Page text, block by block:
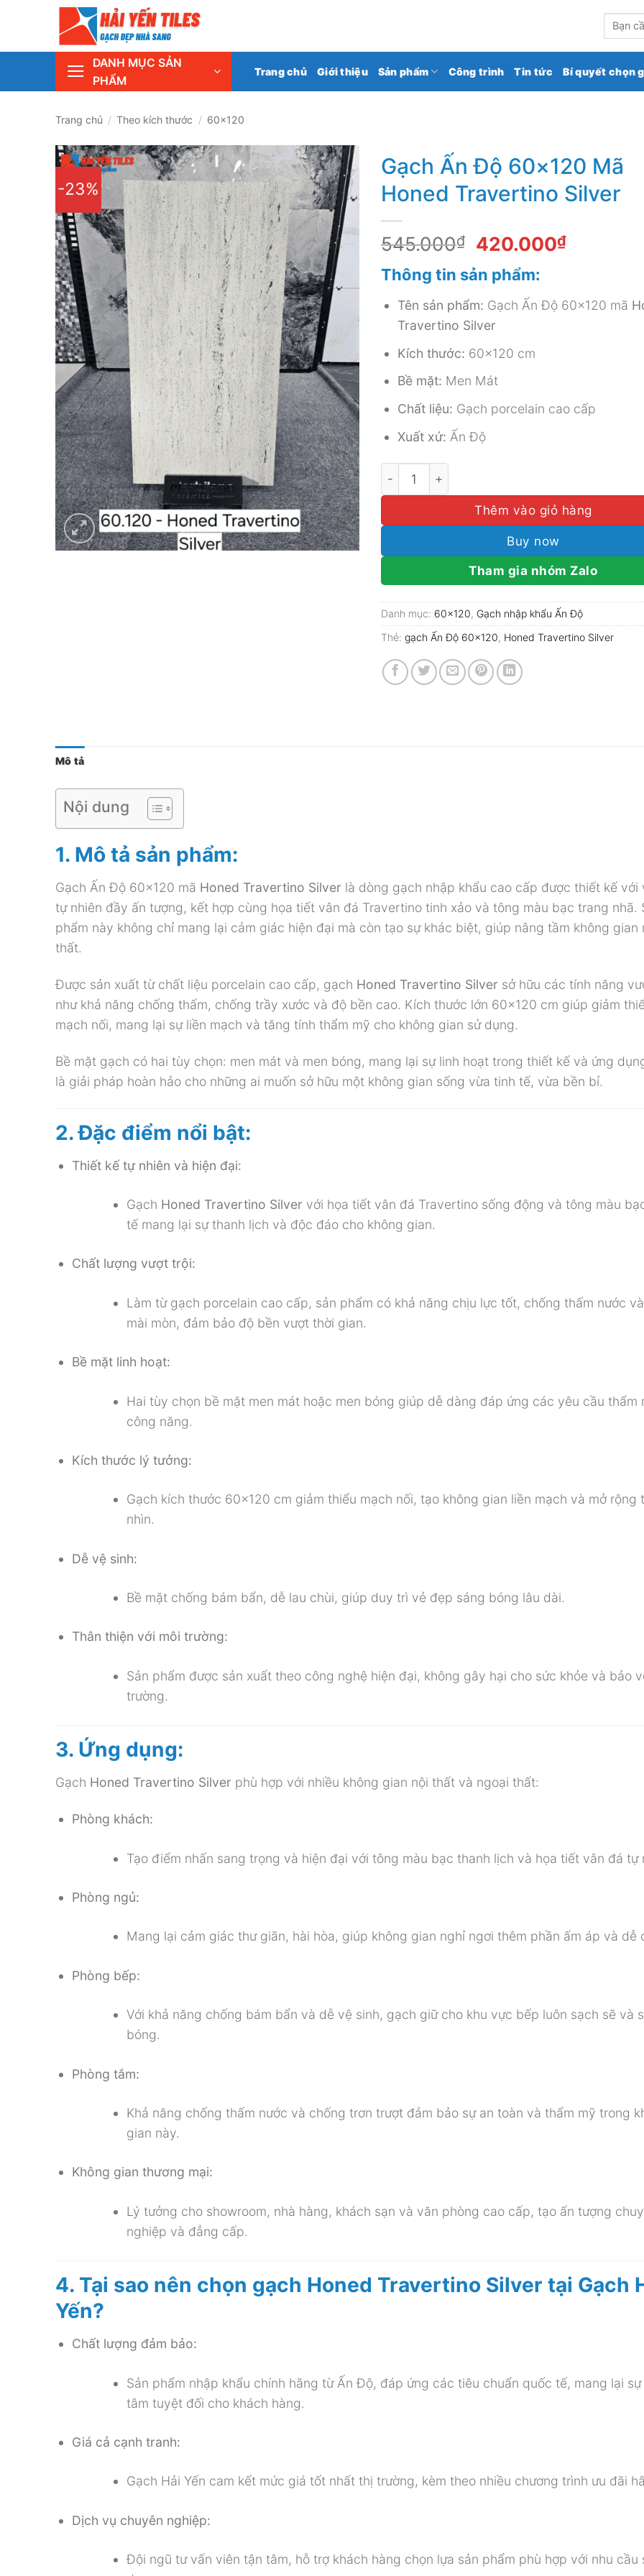
content
Tìm
kiếm:
DANH MỤC SẢN
PHẨM
Trang chủ Giới thiệu Sản phẩm Công trình Tin tức Bí quyết chọn
Trang chủ / Theo kích thước / 60x120
-23%
Gạch Ấn Độ 60×120 Mã
Honed Travertino Silver
545.000₫
Giá
là:
545.000₫.
420.000₫Giá
là:
Thông tin sản phẩm:
Tên sản phẩm: Gạch Ấn Độ 60×120 mã
Travertino Silver
Kích thước: 60×120 cm
Bề mặt: Men Mát
Chất liệu: Gạch porcelain cao cấp
Xuất xứ: Ấn Độ
Gạch Ấn Độ 60x120 Mã Honed Travertino
Thêm vào giỏ hàng
Buy now
Tham gia nhóm Zalo
Danh mục: 60x120, Gạch nhập khẩu Ấn Độ
Thẻ:gạch Ấn Độ 60x120, Honed Travertino Silver
Mô tả
Nội dung
1. Mô tả sản phẩm:
Gạch Ấn Độ 60×120 mã Honed Travertino Silver là dòng gạch nhập khẩu cao cấp được thiết kế với
tự nhiên đầy ấn tượng, kết hợp cùng họa tiết vân đá Travertino tinh xảo và tông màu bạc trang nhã.
phẩm này không chỉ mang lại cảm giác hiện đại mà còn tạo sự khác biệt, giúp nâng tầm không gian
thất.
Được sản xuất từ chất liệu porcelain cao cấp, gạch Honed Travertino Silver sở hữu các tính năng
như khả năng chống thấm, chống trầy xước và độ bền cao. Kích thước lớn 60×120 cm giúp giảm
mạch nối, mang lại sự liền mạch và tăng tính thẩm mỹ cho không gian sử dụng.
Bề mặt gạch có hai tùy chọn: men mát và men bóng, mang lại sự linh hoạt trong thiết kế và ứng
là giải pháp hoàn hảo cho những ai muốn sở hữu một không gian sống vừa tinh tế, vừa bền bỉ.
2. Đặc điểm nổi bật:
Thiết kế tự nhiên và hiện đại:
Gạch Honed Travertino Silver với họa tiết vân đá Travertino sống động và tông màu
tế mang lại sự thanh lịch và độc đáo cho không gian.
Chất lượng vượt trội:
Làm từ gạch porcelain cao cấp, sản phẩm có khả năng chịu lực tốt, chống thấm nước
mài mòn, đảm bảo độ bền vượt thời gian.
Bề mặt linh hoạt:
Hai tùy chọn bề mặt men mát hoặc men bóng giúp dễ dàng đáp ứng các yêu cầu thẩm
công năng.
Kích thước lý tưởng:
Gạch kích thước 60×120 cm giảm thiểu mạch nối, tạo không gian liền mạch và mở rộng
nhìn.
Dễ vệ sinh:
Bề mặt chống bám bẩn, dễ lau chùi, giúp duy trì vẻ đẹp sáng bóng lâu dài.
Thân thiện với môi trường:
Sản phẩm được sản xuất theo công nghệ hiện đại, không gây hại cho sức khỏe và bảo
trường.
3. Ứng dụng:
Gạch Honed Travertino Silver phù hợp với nhiều không gian nội thất và ngoại thất:
Phòng khách:
Tạo điểm nhấn sang trọng và hiện đại với tông màu bạc thanh lịch và họa tiết vân đá tự
Phòng ngủ:
Mang lại cảm giác thư giãn, hài hòa, giúp không gian nghỉ ngơi thêm phần ấm áp và dễ
Phòng bếp:
Với khả năng chống bám bẩn và dễ vệ sinh, gạch giữ cho khu vực bếp luôn sạch sẽ và
bóng.
Phòng tắm:
Khả năng chống thấm nước và chống trơn trượt đảm bảo sự an toàn và thẩm mỹ trong
gian này.
Không gian thương mại:
Lý tưởng cho showroom, nhà hàng, khách sạn và văn phòng cao cấp, tạo ấn tượng
nghiệp và đẳng cấp.
4. Tại sao nên chọn gạch Honed Travertino Silver tại Gạch
Yến?
Chất lượng đảm bảo:
Sản phẩm nhập khẩu chính hãng từ Ấn Độ, đáp ứng các tiêu chuẩn quốc tế, mang lại sự
tâm tuyệt đối cho khách hàng.
Giá cả cạnh tranh:
Gạch Hải Yến cam kết mức giá tốt nhất thị trường, kèm theo nhiều chương trình ưu đãi
Dịch vụ chuyên nghiệp:
Đội ngũ tư vấn viên tận tâm, hỗ trợ khách hàng chọn lựa sản phẩm phù hợp với nhu cầu